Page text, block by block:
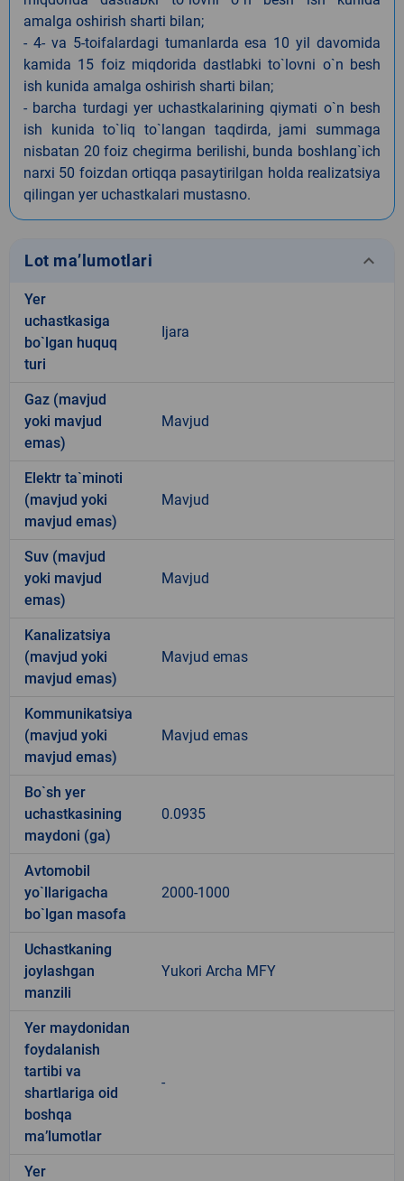
amalga oshirish sharti bilan;
- 4- va 5-toifalardagi tumanlarda esa 10 yil davomida
kamida 15 foiz miqdorida dastlabki to`lovni o`n besh
ish kunida amalga oshirish sharti bilan;
- barcha turdagi yer uchastkalarining qiymati o`n besh
ish kunida to`liq to`langan taqdirda, jami summaga
nisbatan 20 foiz chegirma berilishi, bunda boshlang`ich
narxi 50 foizdan ortiqqa pasaytirilgan holda realizatsiya
qilingan yer uchastkalari mustasno.
Lot ma’lumotlari keyboard_arrow_down
Yer
uchastkasiga
bo`lgan huquq
turi
Ijara
Gaz (mavjud
yoki mavjud
emas)
Mavjud
Elektr ta`minoti
(mavjud yoki
mavjud emas)
Mavjud
Suv (mavjud
yoki mavjud
emas)
Mavjud
Kanalizatsiya
(mavjud yoki
mavjud emas)
Mavjud emas
Kommunikatsiya
(mavjud yoki
mavjud emas)
Mavjud emas
Bo`sh yer
uchastkasining
maydoni (ga)
0.0935
Avtomobil
yo`llarigacha
bo`lgan masofa
2000-1000
Uchastkaning
joylashgan
manzili
Yukori Archa MFY
Yer maydonidan
foydalanish
tartibi va
shartlariga oid
boshqa
ma’lumotlar
-
Yer